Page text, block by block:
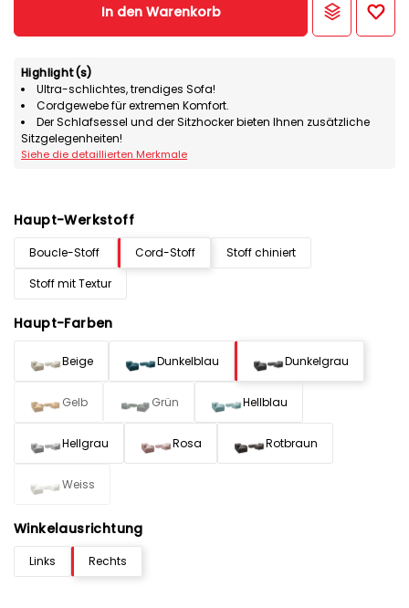
In den Warenkorb
Highlight(s)
Ultra-schlichtes, trendiges Sofa!
Cordgewebe für extremen Komfort.
Der Schlafsessel und der Sitzhocker bieten Ihnen zusätzliche
Sitzgelegenheiten!
Siehe die detaillierten Merkmale
Haupt-Werkstoff
Boucle-Stoff Cord-Stoff
Stoff chiniert
Stoff mit Textur
Haupt-Farben
Beige Dunkelblau Dunkelgrau
Gelb Grün Hellblau
Hellgrau Rosa Rotbraun
Weiss
Winkelausrichtung
Links Rechts